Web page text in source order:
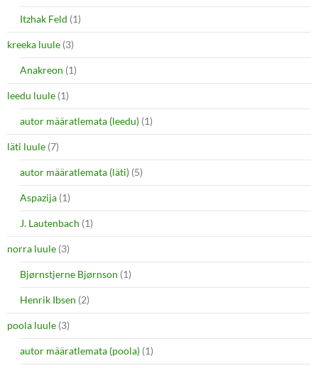
Itzhak Feld (1)
kreeka luule (3)
Anakreon (1)
leedu luule (1)
autor määratlemata (leedu) (1)
läti luule (7)
autor määratlemata (läti) (5)
Aspazija (1)
J. Lautenbach (1)
norra luule (3)
Bjørnstjerne Bjørnson (1)
Henrik Ibsen (2)
poola luule (3)
autor määratlemata (poola) (1)